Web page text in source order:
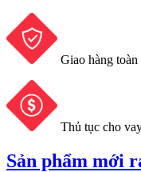
Giao hàng toàn
Thủ tục cho
Sản phẩm mới